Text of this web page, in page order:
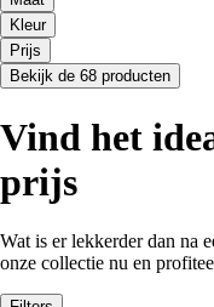
Kleur
Prijs
Bekijk de 68 producten
Vind het
prijs
Wat is er lekkerder dan na
onze collectie nu en